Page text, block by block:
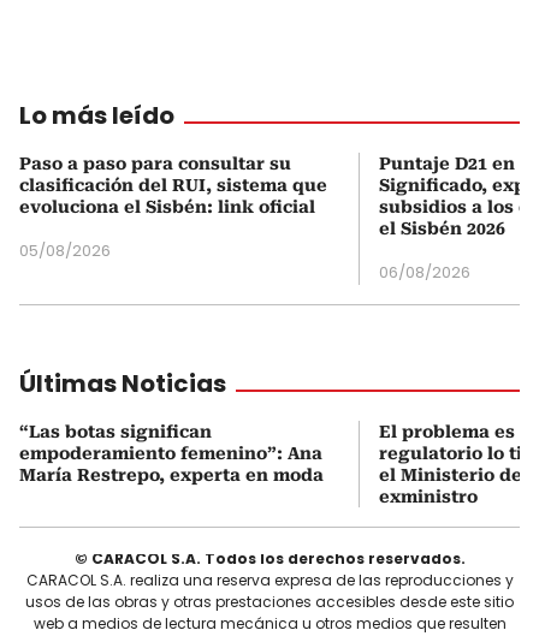
Lo más leído
Paso a paso para consultar su
clasificación del RUI, sistema que
evoluciona el Sisbén: link oficial
05/08/2026
Puntaje D21 en
Significado,
subsidios a los
el Sisbén 2026
06/08/2026
Últimas Noticias
“Las botas significan
empoderamiento femenino”: Ana
María Restrepo, experta en moda
El problema es
regulatorio lo
el Ministerio de
exministro
© CARACOL S.A. Todos los derechos reservados.
CARACOL S.A. realiza una reserva expresa de las reproducciones y
usos de las obras y otras prestaciones accesibles desde este sitio
web a medios de lectura mecánica u otros medios que resulten